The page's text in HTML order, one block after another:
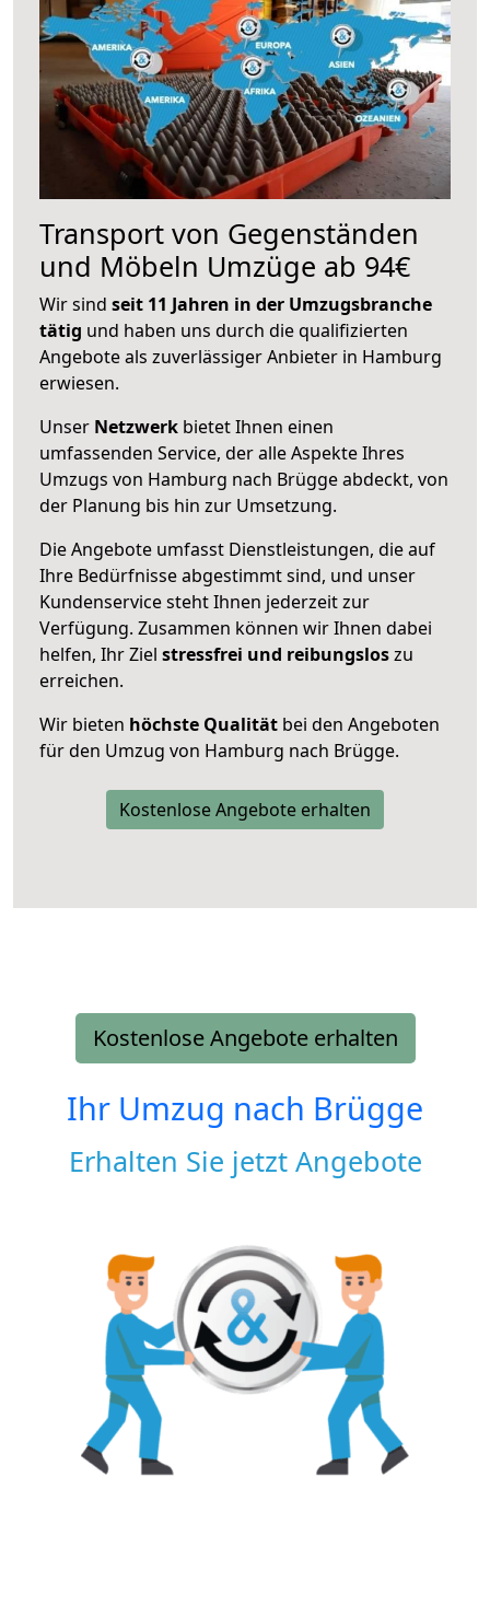
Transport von Gegenständen
und Möbeln Umzüge ab 94€
Wir sind seit 11 Jahren in der Umzugsbranche
tätig und haben uns durch die qualifizierten
Angebote als zuverlässiger Anbieter in Hamburg
erwiesen.
Unser Netzwerk bietet Ihnen einen
umfassenden Service, der alle Aspekte Ihres
Umzugs von Hamburg nach Brügge abdeckt, von
der Planung bis hin zur Umsetzung.
Die Angebote umfasst Dienstleistungen, die auf
Ihre Bedürfnisse abgestimmt sind, und unser
Kundenservice steht Ihnen jederzeit zur
Verfügung. Zusammen können wir Ihnen dabei
helfen, Ihr Ziel stressfrei und reibungsloszu
erreichen.
Wir bieten höchste Qualität bei den Angeboten
für den Umzug von Hamburg nach Brügge.
Kostenlose Angebote erhalten
Kostenlose Angebote erhalten
Ihr Umzug nach Brügge
Erhalten Sie jetzt Angebote